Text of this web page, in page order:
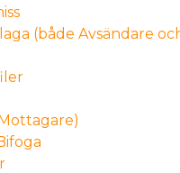
(både Avsändare